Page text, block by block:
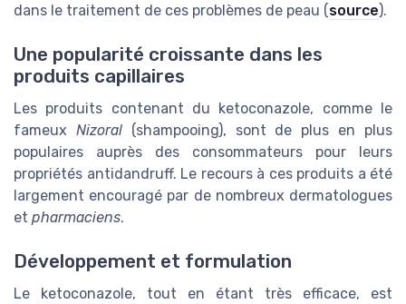
dans le traitement de ces problèmes de peau (source).
Une popularité croissante dans les
produits capillaires
Les produits contenant du ketoconazole, comme le
fameux Nizoral(shampooing), sont de plus en plus
populaires auprès des consommateurs pour leurs
propriétés antidandruff. Le recours à ces produits a été
largement encouragé par de nombreux dermatologues
et pharmaciens.
Développement et formulation
Le ketoconazole, tout en étant très efficace, est